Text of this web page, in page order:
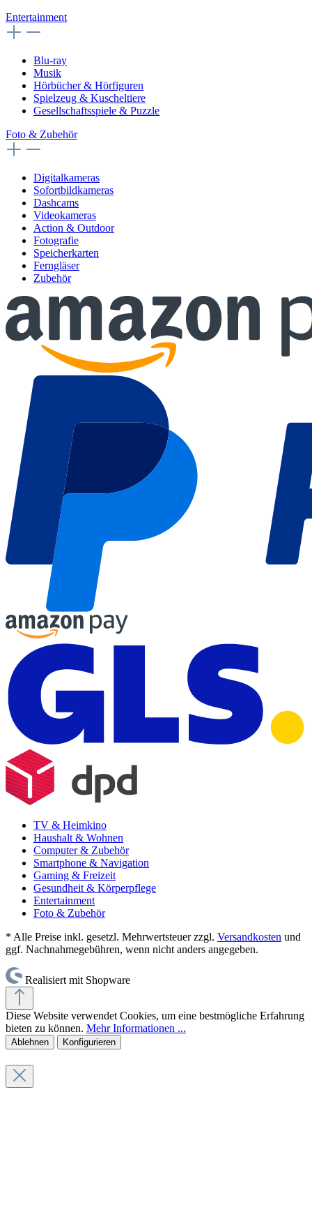
Entertainment
Blu-ray
Musik
Hörbücher & Hörfiguren
Spielzeug & Kuscheltiere
Gesellschaftsspiele & Puzzle
Foto & Zubehör
Digitalkameras
Sofortbildkameras
Dashcams
Videokameras
Action & Outdoor
Fotografie
Speicherkarten
Ferngläser
Zubehör
TV & Heimkino
Haushalt & Wohnen
Computer & Zubehör
Smartphone & Navigation
Gaming & Freizeit
Gesundheit & Körperpflege
Entertainment
Foto & Zubehör
* Alle Preise inkl. gesetzl. Mehrwertsteuer zzgl. Versandkosten und
ggf. Nachnahmegebühren, wenn nicht anders angegeben.
Realisiert mit Shopware
Diese Website verwendet Cookies, um eine bestmögliche Erfahrung
bieten zu können. Mehr Informationen ...
Ablehnen Konfigurieren